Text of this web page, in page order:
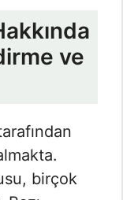
ve
birçok